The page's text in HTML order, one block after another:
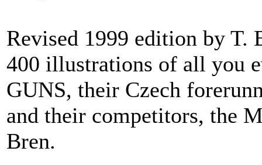
Revised 1999 edition by T.
400 illustrations of all you
GUNS, their Czech
and their competitors, the
Bren.